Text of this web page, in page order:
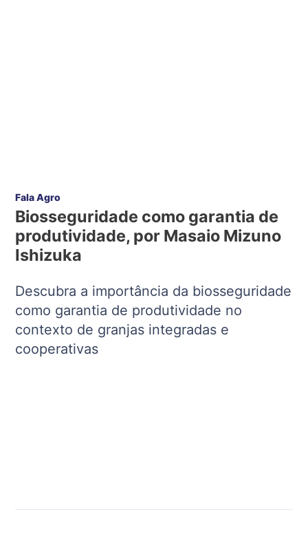
Fala Agro
Biosseguridade como garantia de
produtividade, por Masaio Mizuno
Ishizuka
Descubra a importância da biosseguridade
como garantia de produtividade no
contexto de granjas integradas e
cooperativas